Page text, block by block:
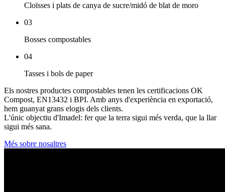
Cloïsses i plats de canya de sucre/midó de blat de moro
03
Bosses compostables
04
Tasses i bols de paper
Els nostres productes compostables tenen les certificacions OK
Compost, EN13432 i BPI. Amb anys d'experiència en exportació,
hem guanyat grans elogis dels clients.
L'únic objectiu d'Imadel: fer que la terra sigui més verda, que la llar
sigui més sana.
Més sobre nosaltres